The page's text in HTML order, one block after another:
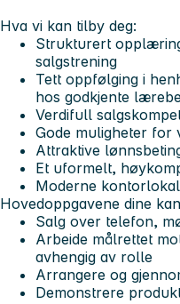
Hva vi kan tilby deg:
Strukturert
salgstrening
Tett oppfølging i
hos godkjente
Verdifull
Gode muligheter for
Attraktive
Et uformelt,
Moderne
Hovedoppgavene dine
Salg over telefon,
Arbeide målrettet
avhengig av rolle
Arrangere og
Demonstrere